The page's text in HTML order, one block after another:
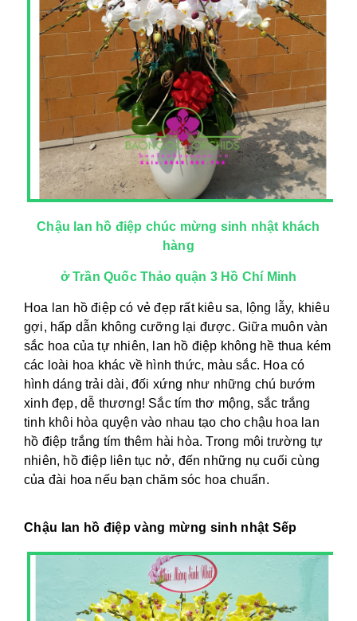
Chậu lan hồ điệp chúc mừng sinh nhật khách
hàng
ở Trần Quốc Thảo quận 3 Hồ Chí Minh
Hoa lan hồ điệp có vẻ đẹp rất kiêu sa, lộng lẫy, khiêu
gợi, hấp dẫn không cưỡng lại được. Giữa muôn vàn
sắc hoa của tự nhiên, lan hồ điệp không hề thua kém
các loài hoa khác về hình thức, màu sắc. Hoa có
hình dáng trải dài, đối xứng như những chú bướm
xinh đẹp, dễ thương! Sắc tím thơ mộng, sắc trắng
tinh khôi hòa quyện vào nhau tạo cho chậu hoa lan
hồ điệp trắng tím thêm hài hòa. Trong môi trường tự
nhiên, hồ điệp liên tục nở, đến những nụ cuối cùng
của đài hoa nếu bạn chăm sóc hoa chuẩn.
Chậu lan hồ điệp vàng mừng sinh nhật Sếp